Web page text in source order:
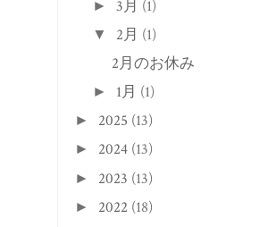
►3月 (1)
▼ 2月 (1)
2月のお休み
► 1月 (1)
► 2025 (13)
► 2024 (13)
► 2023 (13)
► 2022 (18)